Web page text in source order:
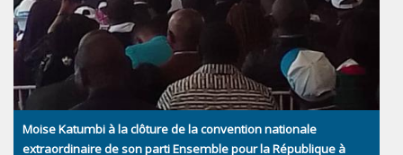
Moise Katumbi à la clôture de la convention nationale
extraordinaire de son parti Ensemble pour la République à